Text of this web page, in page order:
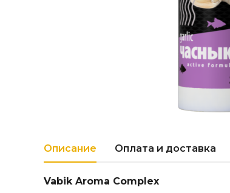
Описание Оплата и доставка
Vabik Aroma Complex